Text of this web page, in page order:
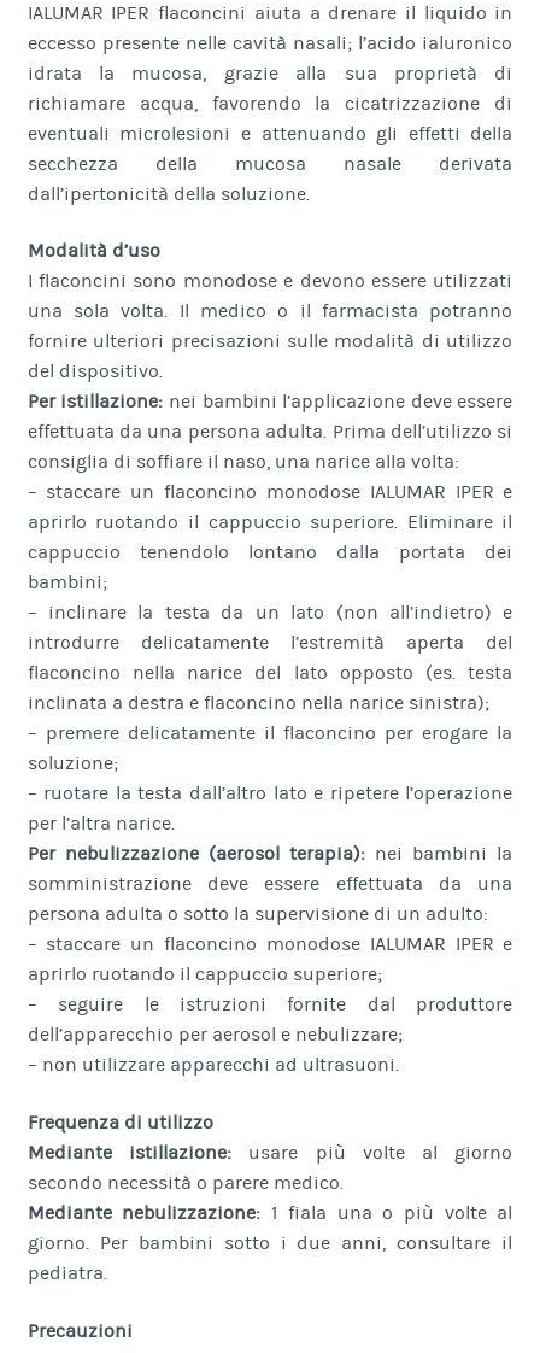
IALUMAR IPER flaconcini aiuta a drenare il liquido in
eccesso presente nelle cavità nasali; l’acido ialuronico
idrata la mucosa, grazie alla sua proprietà di
richiamare acqua, favorendo la cicatrizzazione di
eventuali microlesioni e attenuando gli effetti della
secchezza della mucosa nasale derivata
dall’ipertonicità della soluzione.
Modalità d’uso
I flaconcini sono monodose e devono essere utilizzati
una sola volta. Il medico o il farmacista potranno
fornire ulteriori precisazioni sulle modalità di utilizzo
del dispositivo.
Per istillazione: nei bambini l’applicazione deve essere
effettuata da una persona adulta. Prima dell’utilizzo si
consiglia di soffiare il naso, una narice alla volta:
– staccare un flaconcino monodose IALUMAR IPER e
aprirlo ruotando il cappuccio superiore. Eliminare il
cappuccio tenendolo lontano dalla portata dei
bambini;
– inclinare la testa da un lato (non all’indietro) e
introdurre delicatamente l’estremità aperta del
flaconcino nella narice del lato opposto (es. testa
inclinata a destra e flaconcino nella narice sinistra);
– premere delicatamente il flaconcino per erogare la
soluzione;
– ruotare la testa dall’altro lato e ripetere l’operazione
per l’altra narice.
Per nebulizzazione (aerosol terapia): nei bambini la
somministrazione deve essere effettuata da una
persona adulta o sotto la supervisione di un adulto:
– staccare un flaconcino monodose IALUMAR IPER e
aprirlo ruotando il cappuccio superiore;
– seguire le istruzioni fornite dal produttore
dell’apparecchio per aerosol e nebulizzare;
– non utilizzare apparecchi ad ultrasuoni.
Frequenza di utilizzo
Mediante istillazione:usare più volte al giorno
secondo necessità o parere medico.
Mediante nebulizzazione: 1 fiala una o più volte al
giorno. Per bambini sotto i due anni, consultare il
pediatra.
Precauzioni